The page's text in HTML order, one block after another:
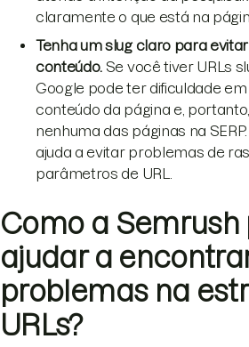
claramente o que está na
Tenha um slug claro para
conteúdo. Se você tiver URLs
Google pode ter dificuldade
conteúdo da página e,
nenhuma das páginas na
ajuda a evitar problemas de
parâmetros de URL.
Como a Semrush
ajudar a
problemas na
URLs?